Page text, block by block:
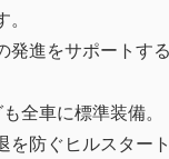
。
発進をサポートす
全車に標準装備。
を防ぐヒルスター